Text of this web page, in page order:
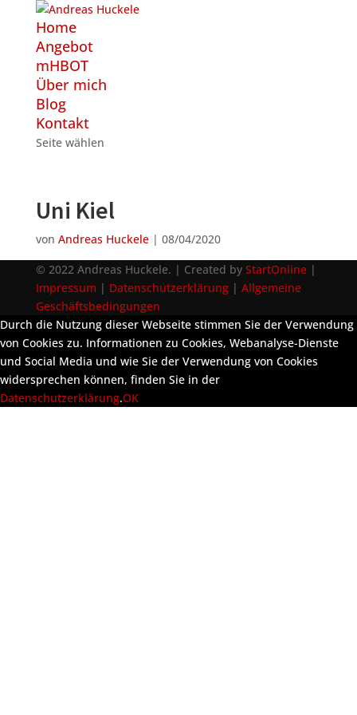
Home
Angebot
mHBOT
Über mich
Blog
Kontakt
Seite wählen
Uni Kiel
von Andreas Huckele| 08/04/2020
© 2022 Andreas Huckele. | Created by StartOnline|
Impressum | Datenschutzerklärung| Allgemeine
Geschäftsbedingungen
Durch die Nutzung dieser Webseite stimmen Sie der Verwendung
von Cookies zu. Informationen zu Cookies, Webanalyse-Dienste
und Social Media und wie Sie der Verwendung von Cookies
widersprechen können, finden Sie in der
Datenschutzerklärung.OK